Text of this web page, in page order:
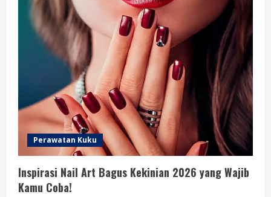
Perawatan Kuku
Inspirasi Nail Art Bagus Kekinian 2026 yang Wajib
Kamu Coba!